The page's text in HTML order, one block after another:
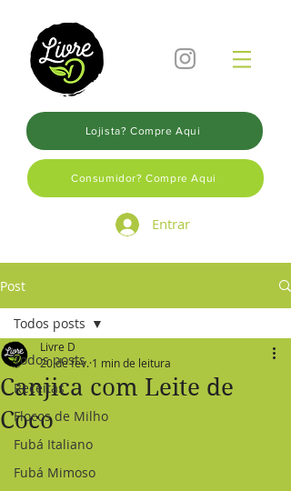
Lojista? Compre Aqui
Consumidor? Compre Aqui
Entrar
Post
Todos posts
Receitas
Flocos de Milho
Fubá Italiano
Fubá Mimoso
Todos posts
Canjica com Leite de
Coco
Livre D
20 de fev. 1 min de leitura